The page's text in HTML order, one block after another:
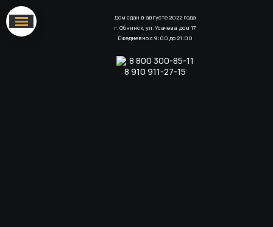
Дом сдан в августе 2022 года
г. Обнинск, ул. Усачева, дом 17
Ежедневно с 9:00 до 21:00
8 800 300-85-11
8 910 911-27-15